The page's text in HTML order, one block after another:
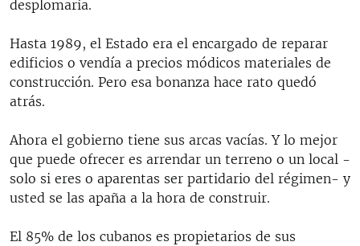
desplomaría.
Hasta 1989, el Estado era el encargado de reparar
edificios o vendía a precios módicos materiales de
construcción. Pero esa bonanza hace rato quedó
atrás.
Ahora el gobierno tiene sus arcas vacías. Y lo mejor
que puede ofrecer es arrendar un terreno o un local -
solo si eres o aparentas ser partidario del régimen- y
usted se las apaña a la hora de construir.
El 85% de los cubanos es propietarios de sus